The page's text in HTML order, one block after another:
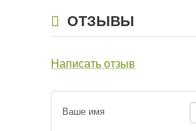
ОТЗЫВЫ
Написать отзыв
Ваше имя